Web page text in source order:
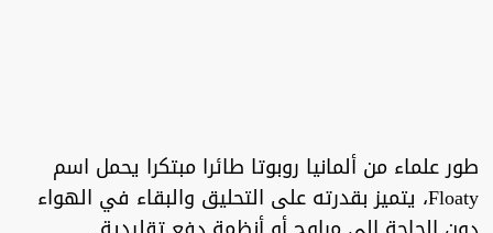
طور علماء من ألمانيا روبوتا طائرا مبتكرا يحمل اسم
Floaty، يتميز بقدرته على التحليق والبقاء في الهواء